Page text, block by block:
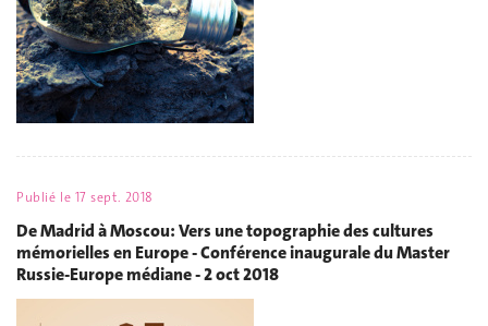
Publié le 17 sept. 2018
De Madrid à Moscou: Vers une topographie des cultures
mémorielles en Europe - Conférence inaugurale du Master
Russie-Europe médiane - 2 oct 2018